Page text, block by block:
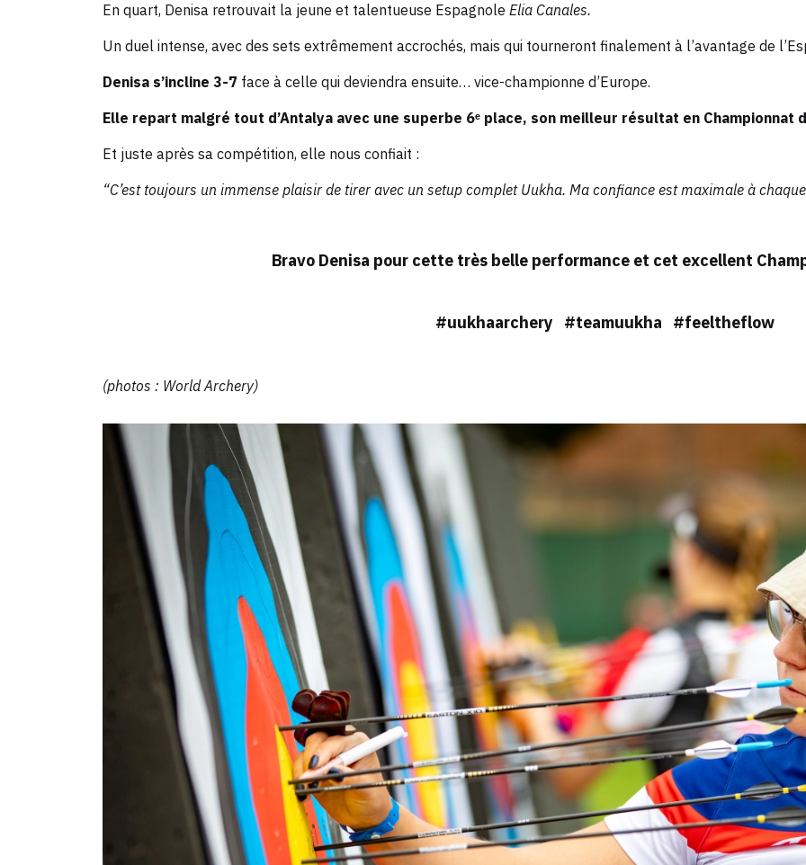
En quart, Denisa retrouvait la jeune et talentueuse Espagnole Elia Canales.
Un duel intense, avec des sets extrêmement accrochés, mais qui tourneront finalement à l’avantage de
Denisa s’incline 3-7 face à celle qui deviendra ensuite… vice-championne d’Europe.
Elle repart malgré tout d’Antalya avec une superbe 6ᵉ place, son meilleur résultat en Championnat
Et juste après sa compétition, elle nous confiait :
“C’est toujours un immense plaisir de tirer avec un setup complet Uukha. Ma confiance est maximale à
Bravo Denisa pour cette très belle performance et cet excellent
#uukhaarchery #teamuukha #feeltheflow
(photos : World Archery)